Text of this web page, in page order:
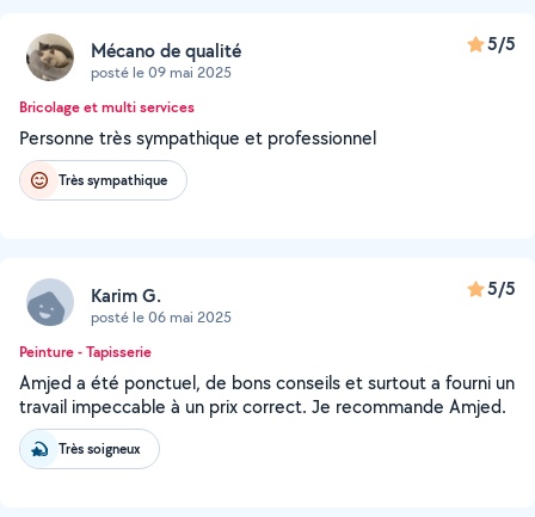
Mécano de qualité
posté le 09 mai 2025
5/5
Bricolage et multi services
Personne très sympathique et professionnel
Très sympathique
Karim G.
posté le 06 mai 2025
5/5
Peinture - Tapisserie
Amjed a été ponctuel, de bons conseils et surtout a fourni un
travail impeccable à un prix correct. Je recommande Amjed.
Très soigneux